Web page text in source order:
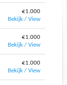
€1.000
Bekijk / View
€1.000
Bekijk / View
€1.000
Bekijk / View